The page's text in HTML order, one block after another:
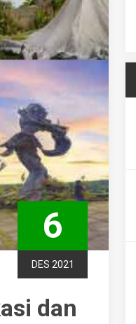
6
DES 2021
dan